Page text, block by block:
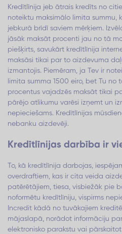
Kredītlīnija jeb ātrais kredīts no
noteiktu maksimālo limita summu,
jebkurā brīdī saviem mērķiem.
jāsāk maksāt procenti jau no tā
piešķirts, savukārt kredītlīnija
maksāsi tikai par to aizdevuma
izmantojis. Piemēram, ja Tev ir
limita summa 1500 eiro, bet Tu no
procentus vajadzēs maksāt tikai
pārējo atlikumu varēsi izņemt un
nepieciešams. Kredītlīnijas
nebanku aizdevēji.
Kredītlīnijas darbība ir
To, kā kredītlīnija darbojas,
overdraftiem, kas ir cita veida
patērētājiem, tiesa, visbiežāk pie
noformētu kredītlīniju, vispirms
Incredit kādā no tuvākajiem
mājaslapā, norādot informāciju
elektronisko parakstu vai